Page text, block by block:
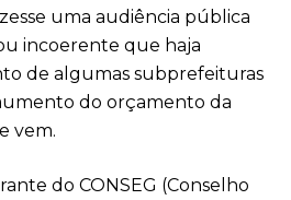
uma audiência pública
incoerente que haja
de algumas subprefeituras
do orçamento da
vem.
do CONSEG (Conselho